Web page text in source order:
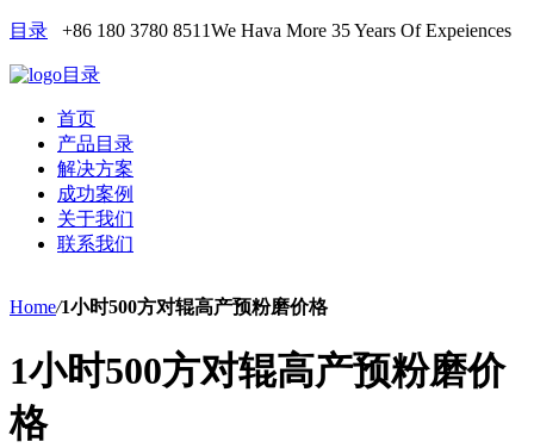
目录 +86 180 3780 8511We Hava More 35 Years Of Expeiences
目录
首页
产品目录
解决方案
成功案例
关于我们
联系我们
Home/1小时500方对辊高产预粉磨价格
1小时500方对辊高产预粉磨价
格